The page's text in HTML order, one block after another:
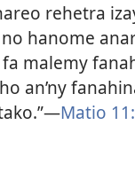
rehetra
hanome
malemy
an’ny
Matio